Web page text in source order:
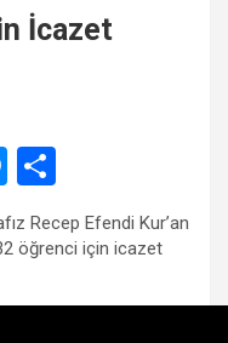
İcazet
M
es
se
g
ar
Recep Efendi Kur’an
öğrenci için icazet